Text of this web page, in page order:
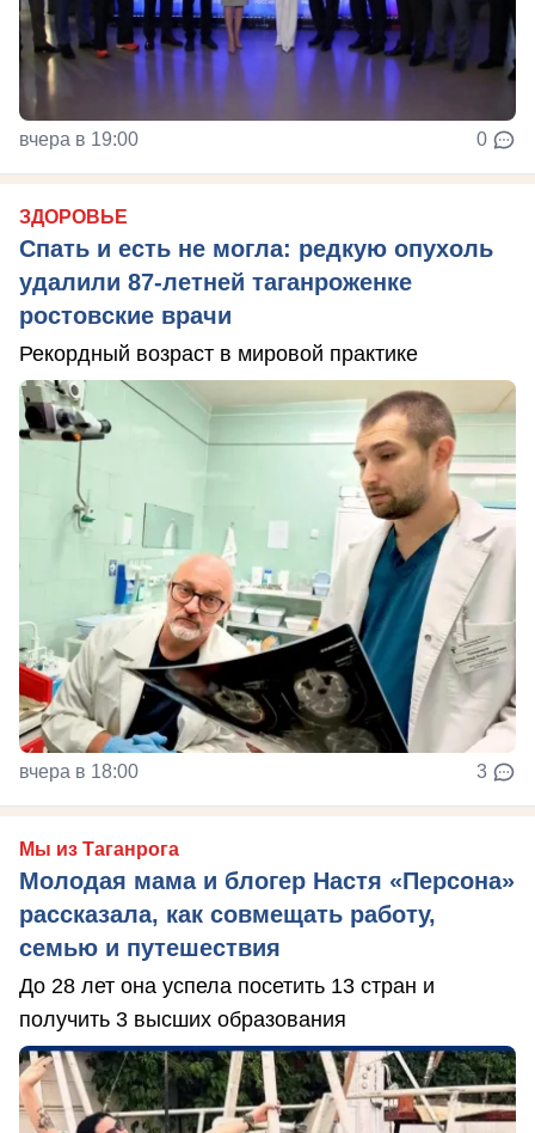
вчера в 19:00 0
ЗДОРОВЬЕ
Спать и есть не могла: редкую опухоль
удалили 87-летней таганроженке
ростовские врачи
Рекордный возраст в мировой практике
вчера в 18:00 3
Мы из Таганрога
Молодая мама и блогер Настя «Персона»
рассказала, как совмещать работу,
семью и путешествия
До 28 лет она успела посетить 13 стран и
получить 3 высших образования